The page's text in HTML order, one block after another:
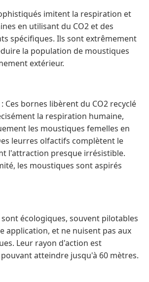
imitent la respiration et
en utilisant du CO2 et des
spécifiques. Ils sont extrêmement
la population de moustiques
extérieur.
Ces bornes libèrent du CO2 recyclé
la respiration humaine,
les moustiques femelles en
leurres olfactifs complètent le
l'attraction presque irrésistible.
les moustiques sont aspirés
sont écologiques, souvent pilotables
application, et ne nuisent pas aux
Leur rayon d'action est
atteindre jusqu'à 60 mètres.